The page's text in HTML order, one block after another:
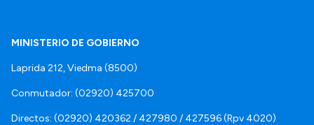
MINISTERIO DE GOBIERNO
Laprida 212, Viedma (8500)
Conmutador: (02920) 425700
Directos: (02920) 420362 / 427980 / 427596 (Rpv 4020)